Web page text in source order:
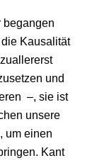
begangen
Kausalität
und
–, sie ist
unsere
um einen
Kant